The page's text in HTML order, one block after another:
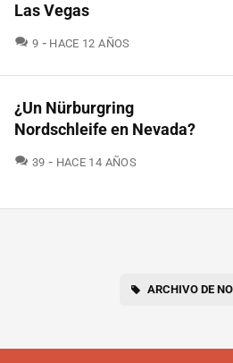
Las Vegas
9 COMENTARIOS
HACE 12 AÑOS
¿Un Nürburgring
Nordschleife en Nevada?
39 COMENTARIOS
HACE 14 AÑOS
ARCHIVO DE